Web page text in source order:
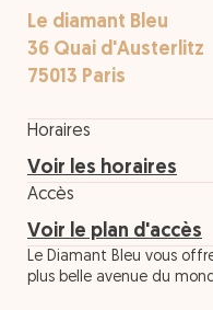
Le diamant Bleu
36 Quai d'Austerlitz
75013 Paris
Horaires
Voir les horaires
Accès
Voir le plan d'accès
Le Diamant Bleu vous
plus belle avenue du